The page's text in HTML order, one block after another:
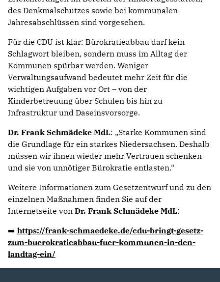
des Denkmalschutzes sowie bei kommunalen
Jahresabschlüssen sind vorgesehen.
Für die CDU ist klar: Bürokratieabbau darf kein
Schlagwort bleiben, sondern muss im Alltag der
Kommunen spürbar werden. Weniger
Verwaltungsaufwand bedeutet mehr Zeit für die
wichtigen Aufgaben vor Ort – von der
Kinderbetreuung über Schulen bis hin zu
Infrastruktur und Daseinsvorsorge.
Dr. Frank Schmädeke MdL: „Starke Kommunen sind
die Grundlage für ein starkes Niedersachsen. Deshalb
müssen wir ihnen wieder mehr Vertrauen schenken
und sie von unnötiger Bürokratie entlasten.“
Weitere Informationen zum Gesetzentwurf und zu den
einzelnen Maßnahmen finden Sie auf der
Internetseite von Dr. Frank Schmädeke MdL:
➡️ https://frank-schmaedeke.de/cdu-bringt-gesetz-
zum-buerokratieabbau-fuer-kommunen-in-den-
landtag-ein/